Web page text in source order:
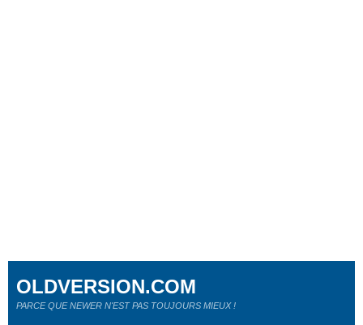
OLDVERSION.COM
PARCE QUE NEWER N'EST PAS TOUJOURS MIEUX !